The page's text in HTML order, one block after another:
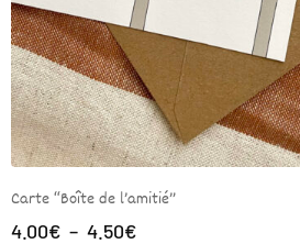
Carte “Boîte de l’amitié”
4.00€ – 4.50€